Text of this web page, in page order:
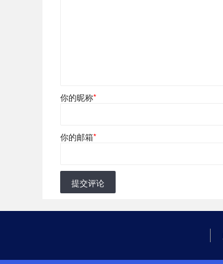
你的昵称*
你的邮箱*
提交评论